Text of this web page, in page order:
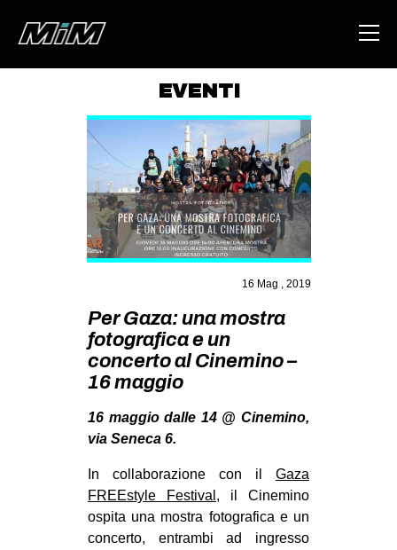
ABOUT
AREA
DEGENERAZIONE
GAZA FREESTYLE
CSOA LAMBRETTA
MSM
STUDENTI TSUNAMI
ZAM
MOBILITAZIONI
SPAZI
SPORT POPOLARE
MOVIMENTI
EVENTI
16 Mag , 2019
Per Gaza: una mostra
fotografica e un
concerto al Cinemino –
16 maggio
16 maggio dalle 14 @ Cinemino,
via Seneca 6.
In collaborazione con il Gaza
FREEstyle Festival , il Cinemino
ospita una mostra fotografica e un
concerto, entrambi ad ingresso